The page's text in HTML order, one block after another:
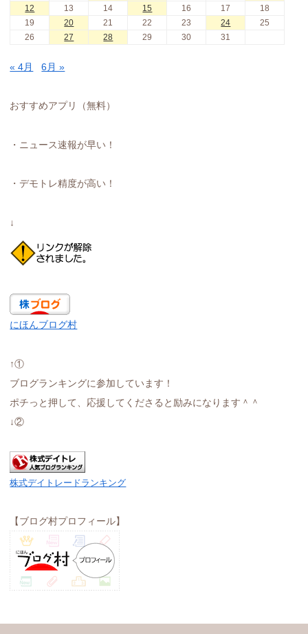
12
13 14 15 16 17
18
19
20 21 22 23 24
25
26
27 28 29 30 31
« 4月 6月 »
おすすめアプリ（無料）
・ニュース速報が早い！
・デモトレ精度が高い！
↓
にほんブログ村
↑①
ブログランキングに参加しています！
ポチっと押して、応援してくださると励みになります＾＾
↓②
株式デイトレードランキング
【ブログ村プロフィール】